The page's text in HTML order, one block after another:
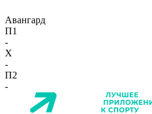
Авангард
П1
-
X
-
П2
-